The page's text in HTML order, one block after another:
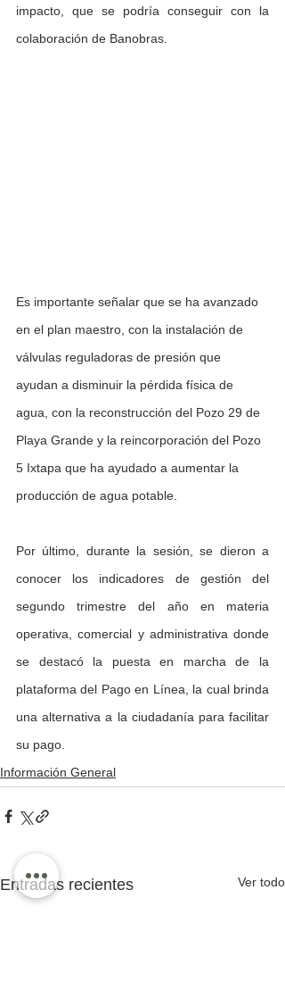
impacto, que se podría conseguir con la
colaboración de Banobras.
Es importante señalar que se ha avanzado
en el plan maestro, con la instalación de
válvulas reguladoras de presión que
ayudan a disminuir la pérdida física de
agua, con la reconstrucción del Pozo 29 de
Playa Grande y la reincorporación del Pozo
5 Ixtapa que ha ayudado a aumentar la
producción de agua potable.
Por último, durante la sesión, se dieron a
conocer los indicadores de gestión del
segundo trimestre del año en materia
operativa, comercial y administrativa donde
se destacó la puesta en marcha de la
plataforma del Pago en Línea, la cual brinda
una alternativa a la ciudadanía para facilitar
su pago.
Información General
Entradas recientes Ver todo